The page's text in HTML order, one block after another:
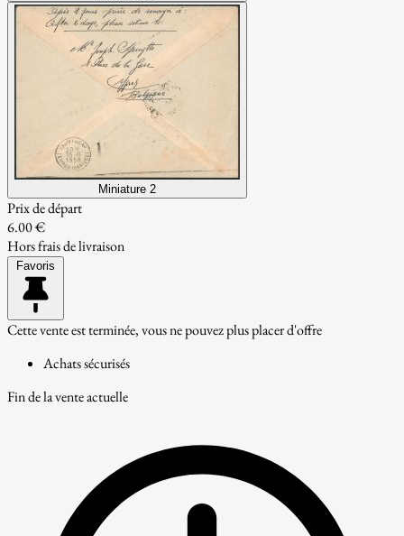
Miniature 2
Prix de départ
6.00 €
Hors frais de livraison
Favoris
Cette vente est terminée, vous ne pouvez plus placer d'offre
Achats sécurisés
Fin de la vente actuelle